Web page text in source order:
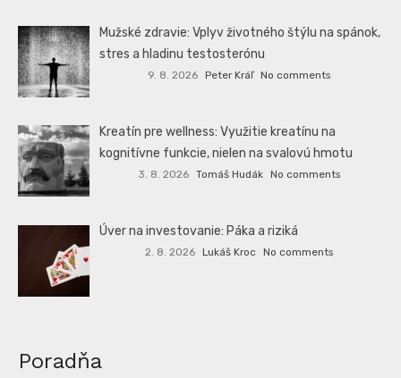
Mužské zdravie: Vplyv životného štýlu na spánok,
stres a hladinu testosterónu
9. 8. 2026 Peter Kráľ No comments
Kreatín pre wellness: Využitie kreatínu na
kognitívne funkcie, nielen na svalovú hmotu
3. 8. 2026 Tomáš Hudák No comments
Úver na investovanie: Páka a riziká
2. 8. 2026 Lukáš Kroc No comments
Poradňa